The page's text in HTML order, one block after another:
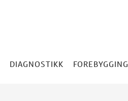
DIAGNOSTIKK FOREBYGGING